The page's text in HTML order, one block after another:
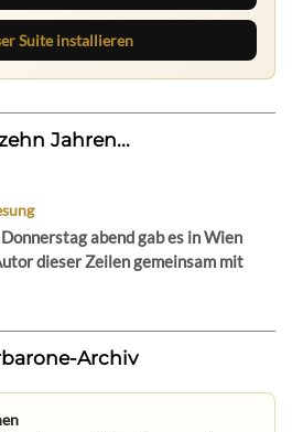
Suite installieren
Jahren...
abend gab es in Wien
dieser Zeilen gemeinsam mit
Archiv